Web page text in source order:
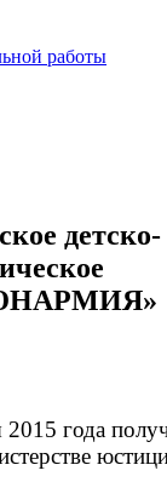
работы
детско-
года